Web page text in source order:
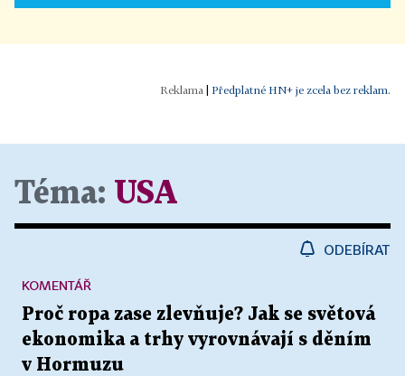
Předplatné HN+ je zcela bez reklam.
Téma: USA
ODEBÍRAT
Proč ropa zase zlevňuje? Jak se světová
ekonomika a trhy vyrovnávají s děním
v Hormuzu
KOMENTÁŘ